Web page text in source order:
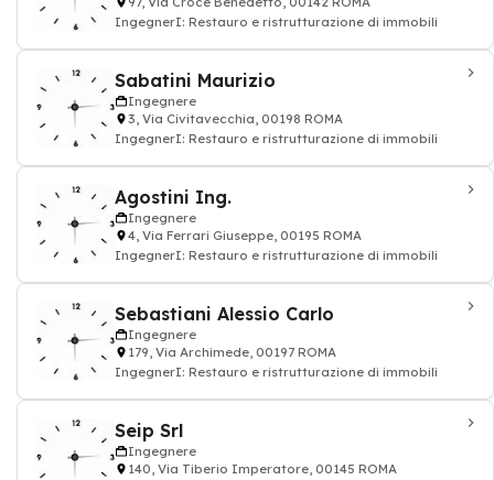
IngegnerI: Restauro e ristrutturazione di immobili
Sabatini Maurizio
Ingegnere
3, Via Civitavecchia, 00198 ROMA
IngegnerI: Restauro e ristrutturazione di immobili
Agostini Ing.
Ingegnere
4, Via Ferrari Giuseppe, 00195 ROMA
IngegnerI: Restauro e ristrutturazione di immobili
Sebastiani Alessio Carlo
Ingegnere
179, Via Archimede, 00197 ROMA
IngegnerI: Restauro e ristrutturazione di immobili
Seip Srl
Ingegnere
140, Via Tiberio Imperatore, 00145 ROMA